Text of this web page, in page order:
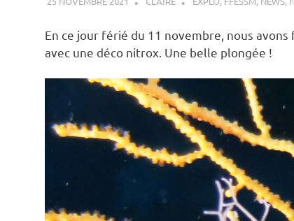
En ce jour férié du 11 novembre, nous
avec une déco nitrox. Une belle plongée !